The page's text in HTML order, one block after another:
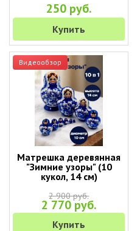
250 руб.
Купить
Видеообзор
Матрешка деревянная
"Зимние узоры" (10
кукол, 14 см)
2 900 руб.
2 770 руб.
Купить